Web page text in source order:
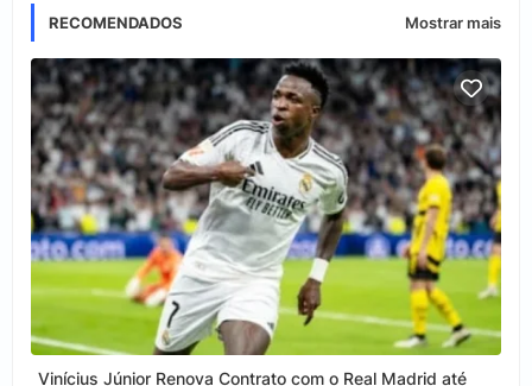
RECOMENDADOS Mostrar mais
Vinícius Júnior Renova Contrato com o Real Madrid até